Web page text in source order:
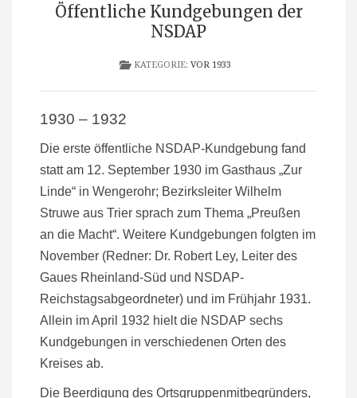
Öffentliche Kundgebungen der
NSDAP
KATEGORIE: VOR 1933
1930 – 1932
Die erste öffentliche NSDAP-Kundgebung fand
statt am 12. September 1930 im Gasthaus „Zur
Linde“ in Wengerohr; Bezirksleiter Wilhelm
Struwe aus Trier sprach zum Thema „Preußen
an die Macht“. Weitere Kundgebungen folgten im
November (Redner: Dr. Robert Ley, Leiter des
Gaues Rheinland-Süd und NSDAP-
Reichstagsabgeordneter) und im Frühjahr 1931.
Allein im April 1932 hielt die NSDAP sechs
Kundgebungen in verschiedenen Orten des
Kreises ab.
Die Beerdigung des Ortsgruppenmitbegründers,